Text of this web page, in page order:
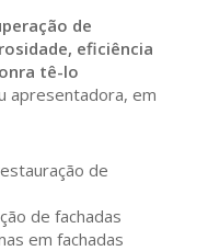
de
eficiência
tê-lo
apresentadora, em
de
de fachadas
em fachadas